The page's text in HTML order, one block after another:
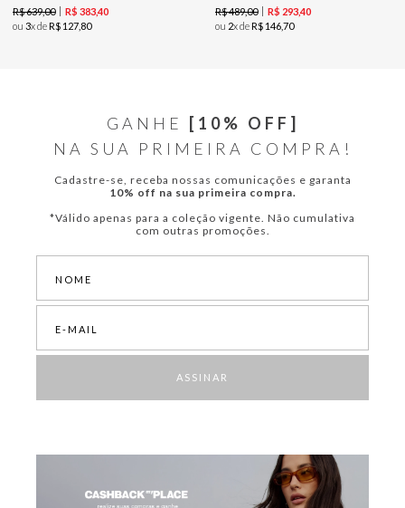
R$639,00 R$ 38340
ou 3x deR$ 127 80
R$489,00 R$ 29340
ou 2x deR$ 14670
GANHE
[10% OFF]
NA SUA PRIMEIRA COMPRA!
Cadastre-se, receba nossas comunicações e garanta
10% off na sua primeira compra.
*Válido apenas para a coleção vigente. Não cumulativa
com outras promoções.
ASSINAR